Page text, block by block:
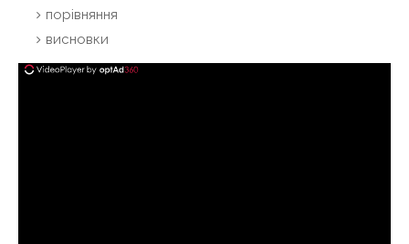
порівняння
висновки